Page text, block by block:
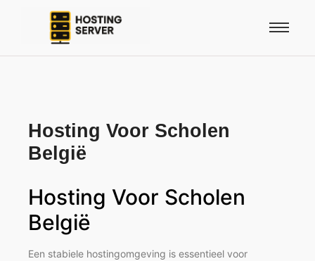
Hosting Voor Scholen
België
Hosting Voor Scholen
België
Een stabiele hostingomgeving is essentieel voor